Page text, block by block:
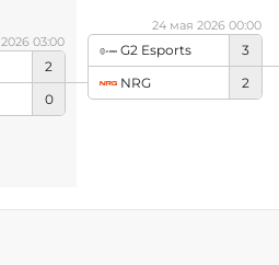
2
0
03:00 G2 Esports
3
NRG
2
24 мая 2026 00:00